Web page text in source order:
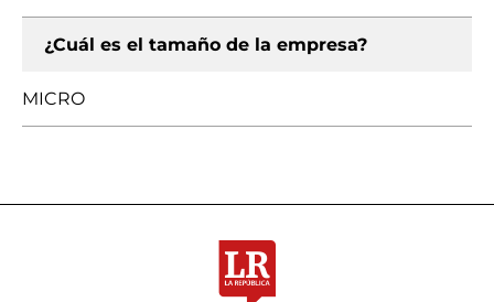
¿Cuál es el tamaño de la empresa?
MICRO